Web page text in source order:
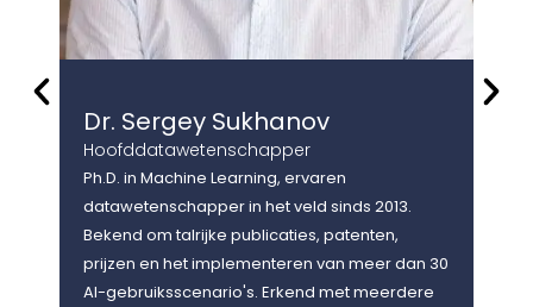
Ph.D. in Machine Learning, ervaren
datawetenschapper in het veld sinds 2013.
Bekend om talrijke publicaties, patenten,
prijzen en het implementeren van meer dan 30
AI-gebruiksscenario's. Erkend met meerdere
Dr. Sergey Sukhanov
Hoofddatawetenschapper